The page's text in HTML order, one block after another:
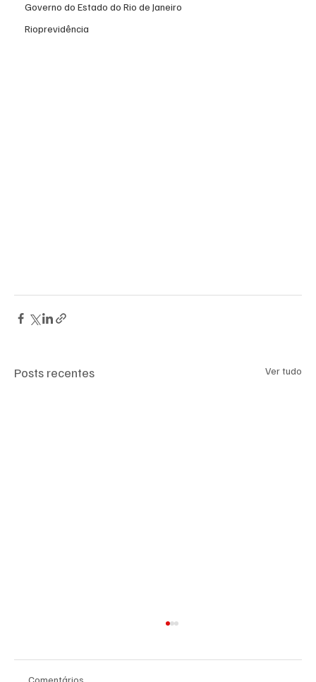
Governo do Estado do Rio de Janeiro
Rioprevidência
Posts recentes Ver tudo
Comentários